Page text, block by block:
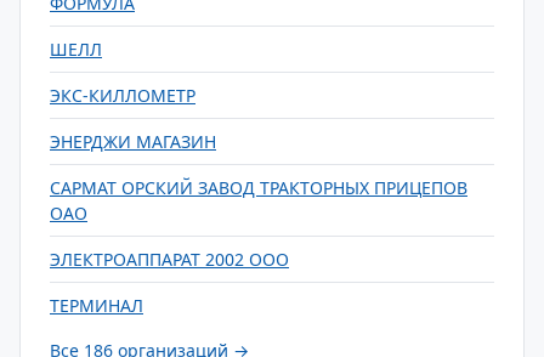
ШЕЛЛ
ЭКС-КИЛЛОМЕТР
ЭНЕРДЖИ МАГАЗИН
САРМАТ ОРСКИЙ ЗАВОД ТРАКТОРНЫХ ПРИЦЕПОВ
ОАО
ЭЛЕКТРОАППАРАТ 2002 ООО
ТЕРМИНАЛ
Все 186 организаций →